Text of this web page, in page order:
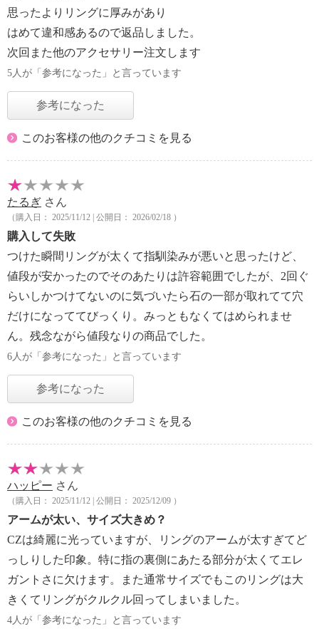
思ったよりリングに厚みがあり
はめて違和感あるので返品しました。
次回また他のアクセサリー注文します
5人が「参考になった」と言っています
参考になった
このお客様の他のクチコミを見る
たるぎ さん
（購入日： 2025/11/12 | 公開日： 2026/02/18 ）
購入して失敗
つけた瞬間リングが太くて指馴染みが悪いと思ったけど、
値段が安かったのでそのあたりは許容範囲でしたが、2回ぐ
らいしかつけてないのに気づいたら石の一部が取れてて穴
だけになっててびっくり。みっともなくてはめられませ
ん。残念ながら値段なりの商品でした。
6人が「参考になった」と言っています
参考になった
このお客様の他のクチコミを見る
ハッピー さん
（購入日： 2025/11/12 | 公開日： 2025/12/09 ）
アームが太い、サイズ大きめ？
CZは綺麗に光っていますが、リングのアームが太すぎてど
っしりした印象。特に指の裏側にあたる部分が太くてエレ
ガントさに欠けます。また通常サイズでもこのリングは大
きくてリングがクルクル回ってしまいました。
4人が「参考になった」と言っています